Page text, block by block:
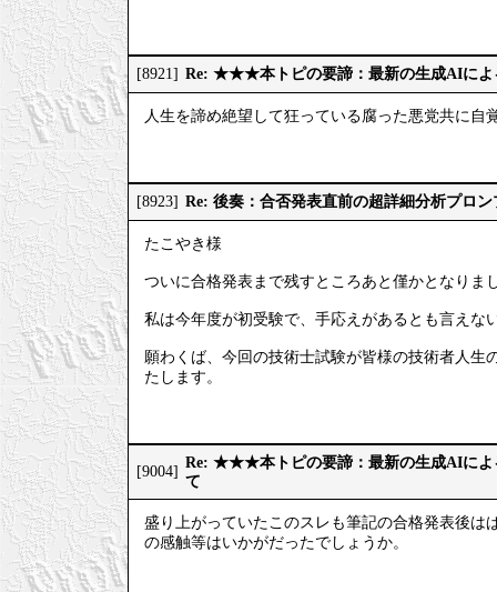
[8921] Re: ★★★本トピの要諦：最新の生成AIによ
人生を諦め絶望して狂っている腐った悪党共に自
[8923] Re: 後奏：合否発表直前の超詳細分析プロ
たこやき様
ついに合格発表まで残すところあと僅かとなりま
私は今年度が初受験で、手応えがあるとも言えな
願わくば、今回の技術士試験が皆様の技術者人生
たします。
[9004]
Re: ★★★本トピの要諦：最新の生成AIによ
て
盛り上がっていたこのスレも筆記の合格発表後
の感触等はいかがだったでしょうか。